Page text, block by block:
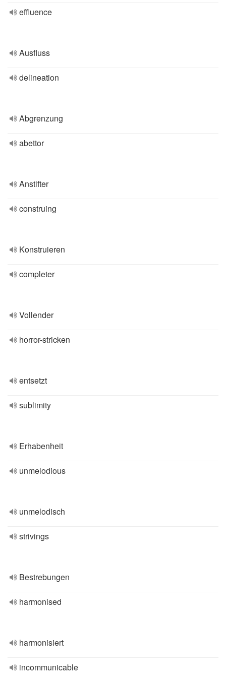
effluence
Ausfluss
delineation
Abgrenzung
abettor
Anstifter
construing
Konstruieren
completer
Vollender
horror-stricken
entsetzt
sublimity
Erhabenheit
unmelodious
unmelodisch
strivings
Bestrebungen
harmonised
harmonisiert
incommunicable